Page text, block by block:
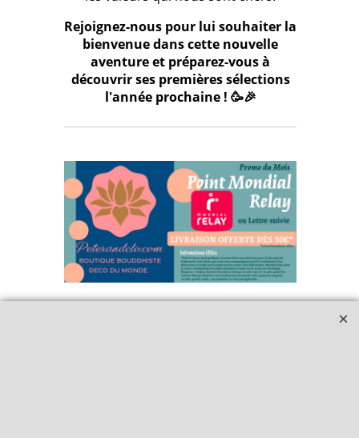
Rejoignez-nous pour lui souhaiter la
bienvenue dans cette nouvelle
aventure et préparez-vous à
découvrir ses premières sélections
l'année prochaine ! 🥳🎉